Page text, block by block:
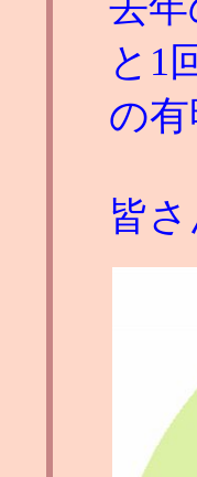
と1
の
皆